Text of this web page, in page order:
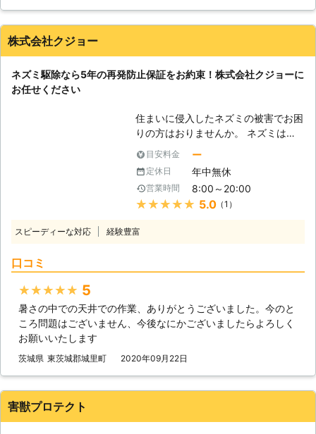
長く、耳も大きく見た目はハムスター
なので可愛いのですが、クマネズミの
来るだけ早く駆除する事をオススメ致
します。ねずみ駆除なら株式会社防除
の被害】 ねずみは繁殖や寒さを凌ぐ
ために建物に侵入してきているだけな
ので、実際に見ることはあまりありま
せん。そのため、ねずみに侵入されて
も被害に気づきにくく、夜に足音が聞
こえるくらいでしょうか。しかし、そ
のまま放っておくと、天井裏に住んで
するので、それらがどんどん溜まって
と臭いも酷く、ねずみの数も増えてい
後が大変です。
で、駆除後はねずみを見て悲鳴を上げることもなくなりまし
た。
岐阜県 大垣市 2016年12月20日
株式会社クジョー
ネズミ駆除なら5年の再発防止保証をお約束！株式会社クジョーに
お任せください
住まいに侵入したネズミの被害でお困
りの方はおりませんか。 ネズミは何
でもかじる習性があるため、食品をか
じられたり、配管パイプほか建物設備
をかじられてしまうこともあります。
中には電気配線などをかじり、停電や
火災発生の原因になってしまうことも
おこなっておきたいものですよね。
っかりとした業者に依頼をお願いした
い」 このような、ネズミに関するこ
供するネズミ駆除サービスをご利用く
目安料金 ー
定休日 年中無休
営業時間 8:00～20:00
★★★★★ 5.0（1）
スピーディーな対応 経験豊富
口コミ
★★★★★ 5
暑さの中での天井での作業、ありがとうございました。今のと
ころ問題はございません、今後なにかございましたらよろしく
お願いいたします
茨城県 東茨城郡城里町 2020年09月22日
害獣プロテクト